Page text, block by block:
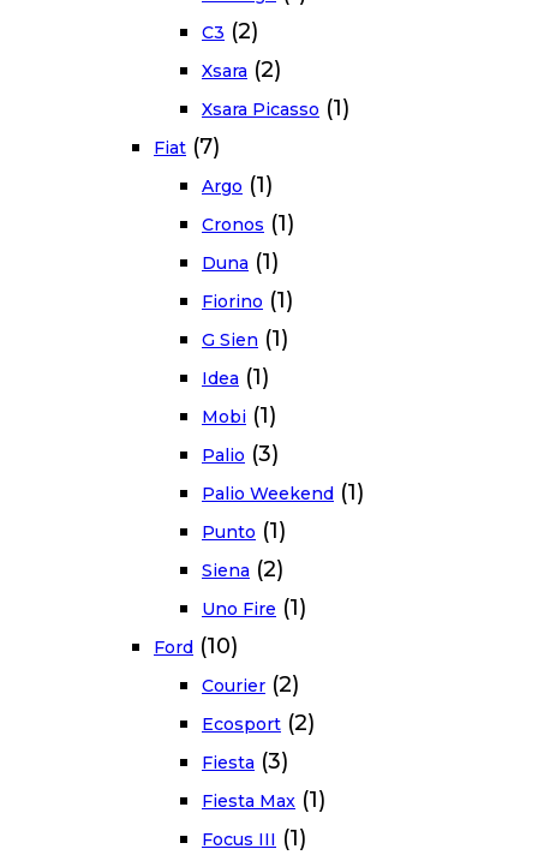
C3 (2)
Xsara (2)
Xsara Picasso (1)
Fiat (7)
Argo (1)
Cronos (1)
Duna (1)
Fiorino (1)
G Sien (1)
Idea (1)
Mobi (1)
Palio (3)
Palio Weekend (1)
Punto (1)
Siena (2)
Uno Fire (1)
Ford (10)
Courier (2)
Ecosport (2)
Fiesta (3)
Fiesta Max (1)
Focus III (1)